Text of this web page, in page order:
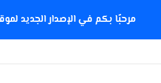
مرحبًا بكم في الإصدار الجديد